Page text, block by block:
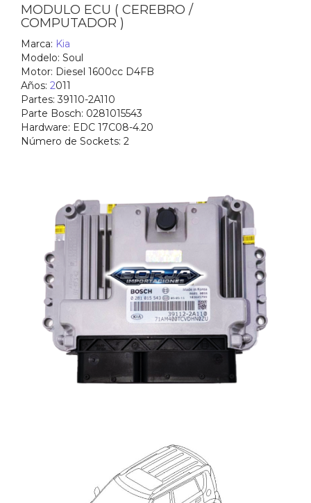
MODULO ECU ( CEREBRO /
COMPUTADOR )
Marca: Kia
Modelo: Soul
Motor: Diesel 1600cc D4FB
Años: 2011
Partes: 39110-2A110
Parte Bosch: 0281015543
Hardware: EDC 17C08-4.20
Número de Sockets: 2